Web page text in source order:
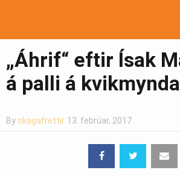
Pistlar
„Áhrif“ eftir Ísak
á palli á
By skagafrettir 13. febrúar, 2017